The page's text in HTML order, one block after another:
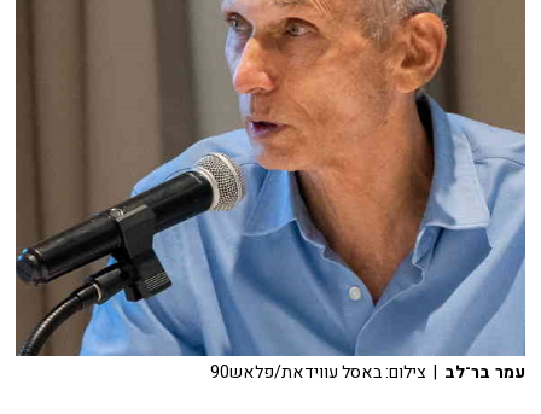
עמר בר־לב | צילום: באסל עווידאת/פלאש90